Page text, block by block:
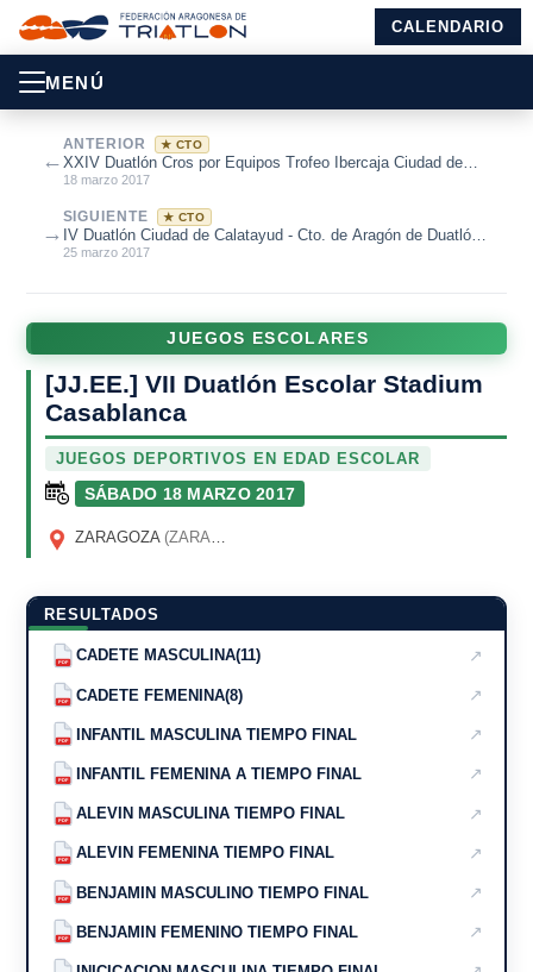
CALENDARIO
MENÚ
←
ANTERIOR ★ CTO
XXIV Duatlón Cros por Equipos Trofeo Ibercaja Ciudad de
Zaragoza - Cto. Aragón D...
18 marzo 2017
SIGUIENTE ★ CTO
IV Duatlón Ciudad de Calatayud - Cto. de Aragón de Duatlón
2017
25 marzo 2017
→
JUEGOS ESCOLARES
[JJ.EE.] VII Duatlón Escolar Stadium
Casablanca
JUEGOS DEPORTIVOS EN EDAD ESCOLAR
SÁBADO 18 MARZO 2017
ZARAGOZA (ZARAGOZA)
RESULTADOS
PDF CADETE MASCULINA(11) ↗
PDF CADETE FEMENINA(8) ↗
PDF INFANTIL MASCULINA TIEMPO FINAL ↗
PDF INFANTIL FEMENINA A TIEMPO FINAL ↗
PDF ALEVIN MASCULINA TIEMPO FINAL ↗
PDF ALEVIN FEMENINA TIEMPO FINAL ↗
PDF BENJAMIN MASCULINO TIEMPO FINAL ↗
PDF BENJAMIN FEMENINO TIEMPO FINAL ↗